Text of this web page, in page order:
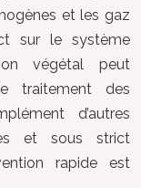
et les gaz
sur le système
végétal peut
traitement des
d’autres
et sous strict
rapide est